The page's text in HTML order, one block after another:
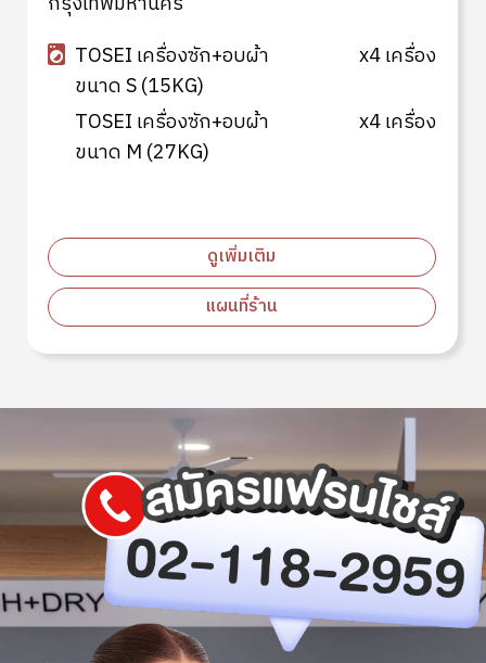
TOSEI เครื่องซัก+อบผ้า
ขนาด M (27KG)
x4 เครื่อง
ดูเพิ่มเติม
แผนที่ร้าน
Image